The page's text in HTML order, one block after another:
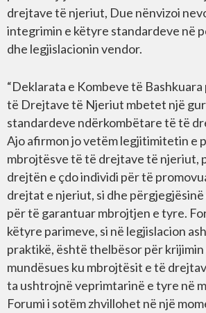
drejtave të njeriut, Due nënvizoi
integrimin e këtyre standardeve në
dhe legjislacionin vendor.
“Deklarata e Kombeve të
të Drejtave të Njeriut mbetet një
standardeve ndërkombëtare të të
Ajo afirmon jo vetëm legjitimitetin e
mbrojtësve të të drejtave të njeriut,
drejtën e çdo individi për të
drejtat e njeriut, si dhe
për të garantuar mbrojtjen e tyre.
këtyre parimeve, si në legjislacion
praktikë, është thelbësor për krijimin
mundësues ku mbrojtësit e të
ta ushtrojnë veprimtarinë e tyre në
Forumi i sotëm zhvillohet në një